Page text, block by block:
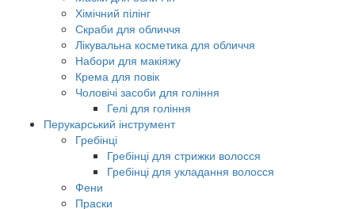
Хімічний пілінг
Скраби для обличчя
Лікувальна косметика для обличчя
Набори для макіяжу
Крема для повік
Чоловічі засоби для гоління
Гелі для гоління
Перукарський інструмент
Гребінці
Гребінці для стрижки волосся
Гребінці для укладання волосся
Фени
Праски